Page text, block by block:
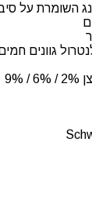
השומרת על
גוונים